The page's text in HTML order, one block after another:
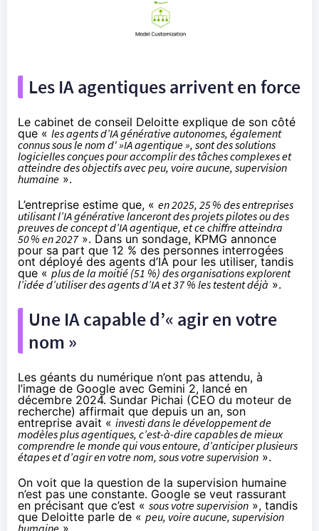
Les IA agentiques arrivent en force
Le cabinet de conseil Deloitte explique de son côté
que « les agents d’IA générative autonomes, également
connus sous le nom d' »IA agentique », sont des solutions
logicielles conçues pour accomplir des tâches complexes et
atteindre des objectifs avec peu, voire aucune, supervision
humaine ».
L’entreprise estime que, « en 2025, 25 % des entreprises
utilisant l’IA générative lanceront des projets pilotes ou des
preuves de concept d’IA agentique, et ce chiffre atteindra
50 % en 2027». Dans un sondage, KPMG annonce
pour sa part que 12 % des personnes interrogées
ont déployé des agents d’IA pour les utiliser, tandis
que « plus de la moitié (51 %) des organisations explorent
l’idée d’utiliser des agents d’IA et 37 % les testent déjà ».
Une IA capable d’« agir en votre
nom »
Les géants du numérique n’ont pas attendu, à
l’image de Google avec Gemini 2, lancé en
décembre 2024. Sundar Pichai (CEO du moteur de
recherche) affirmait que depuis un an, son
entreprise avait « investi dans le développement de
modèles plus agentiques, c’est-à-dire capables de mieux
comprendre le monde qui vous entoure, d’anticiper plusieurs
étapes et d’agir en votre nom, sous votre supervision ».
On voit que la question de la supervision humaine
n’est pas une constante. Google se veut rassurant
en précisant que c’est « sous votre supervision », tandis
que Deloitte parle de « peu, voire aucune, supervision
humaine »